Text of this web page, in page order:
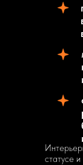
статусе и